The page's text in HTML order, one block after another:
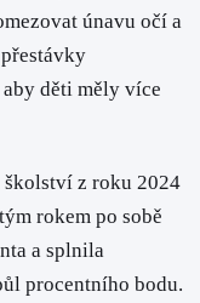
únavu očí a
děti měly více
školství z roku 2024
rokem po sobě
a splnila
procentního bodu.